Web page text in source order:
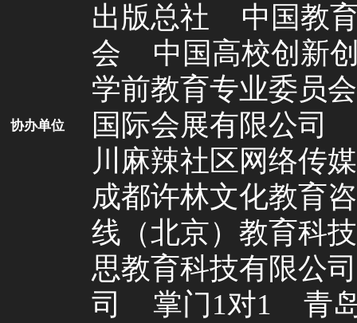
协办单位
出版总社
中国教
会
中国高校创新
学前教育专业委员会
国际会展有限公司
川麻辣社区网络传
成都许林文化教育
线（北京）教育科
思教育科技有限公司
司
掌门1对1
青